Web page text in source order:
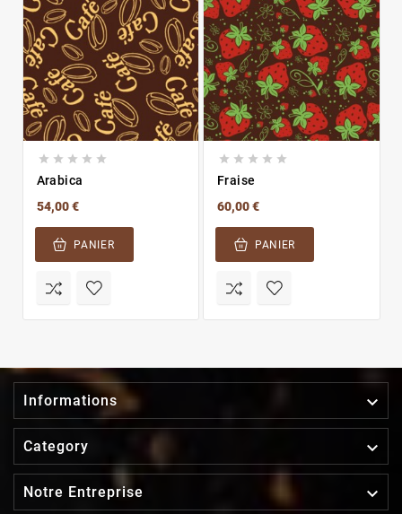
    
Arabica
54,00 €
PANIER
    
Fraise
60,00 €
PANIER
Informations 
Category 
Notre Entreprise 